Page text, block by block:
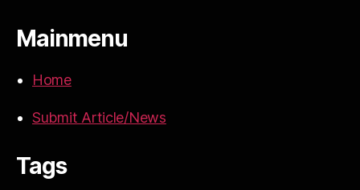
Mainmenu
Home
Submit Article/News
Tags